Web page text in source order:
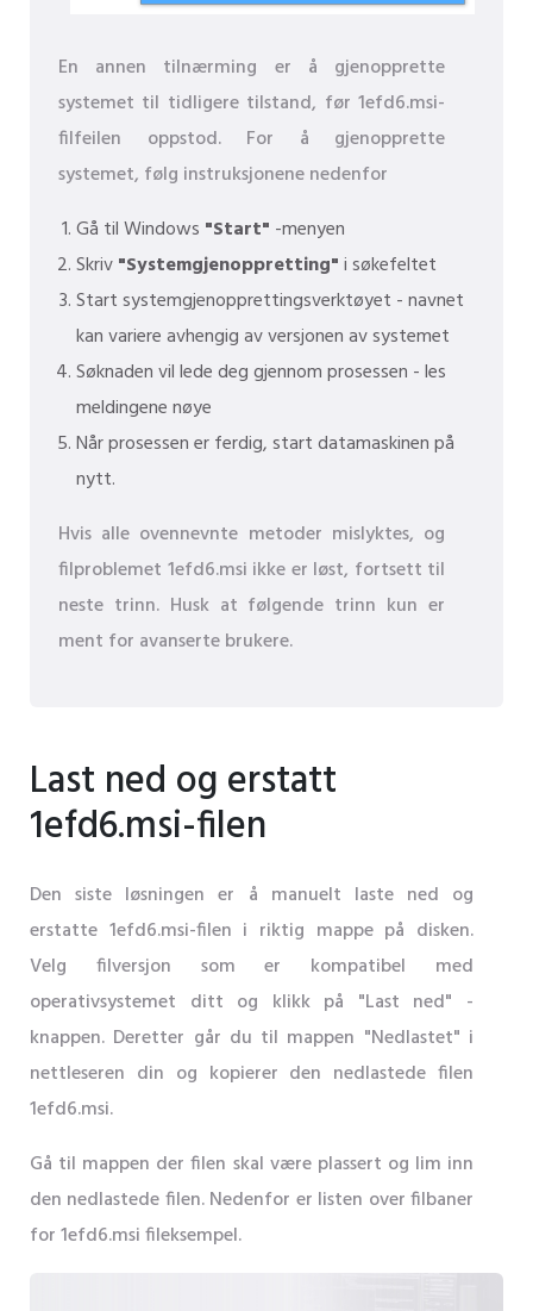
En annen tilnærming er å gjenopprette
systemet til tidligere tilstand, før 1efd6.msi-
filfeilen oppstod. For å gjenopprette
systemet, følg instruksjonene nedenfor
Gå til Windows "Start" -menyen
Skriv"Systemgjenoppretting"i søkefeltet
Start systemgjenopprettingsverktøyet - navnet
kan variere avhengig av versjonen av systemet
Søknaden vil lede deg gjennom prosessen - les
meldingene nøye
Når prosessen er ferdig, start datamaskinen på
nytt.
Hvis alle ovennevnte metoder mislyktes, og
filproblemet 1efd6.msi ikke er løst, fortsett til
neste trinn. Husk at følgende trinn kun er
ment for avanserte brukere.
Last ned og erstatt
1efd6.msi-filen
Den siste løsningen er å manuelt laste ned og
erstatte 1efd6.msi-filen i riktig mappe på disken.
Velg filversjon som er kompatibel med
operativsystemet ditt og klikk på "Last ned" -
knappen. Deretter går du til mappen "Nedlastet" i
nettleseren din og kopierer den nedlastede filen
1efd6.msi.
Gå til mappen der filen skal være plassert og lim inn
den nedlastede filen. Nedenfor er listen over filbaner
for 1efd6.msi fileksempel.